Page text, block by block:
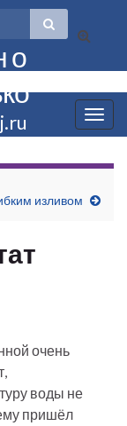
Вкл/
формы
поиска
Вкл/
выкл
о
изливом
очень
воды не
пришёл